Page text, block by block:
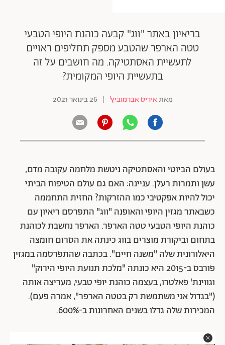
בריאיון באתר "ווג" קבעה כוהנת היופי הטבעי
טטה הארפר שהטבע מספק תחליפים ראויים
לתעשיית האסתטיקה. מה חושבים על זה
בתעשיית היופי המקומית?
מאתאיריס אברמוביץ' | 26 בינואר 2021
בעולם הביוטי והאסתטיקה ניטשת מלחמה עקובה מדם,
עשן ותמרות רעלן. עניינה: האם גם עולם הטיפוח הביתי
יכול להיות אפקטיבי כמו ההזרקות? החזית התחממה
כשבאתר מגזין היופי והאופנה "ווג" התפרסם ריאיון עם
כוהנת היופי הטבעי טטה הארפר. הארפר נחשבת לכוהנת
בתחום וביקורת מוצרים בווג כינתה את הסרום חומצה
היאלורונית שלה "משנה חיים". בכתבה שהתפרסמה במגזין
פורבס ב-2015 היא כונתה "מלכת תנועת היופי הירוק"
וגווינת' פאלטרו, בעצמה כוהנת יופי טבעי, מעריצה אותה
("בגדול אני משתמשת רק בטטה הארפר", אמרה פעם).
המכירות שלה גדלו בשנים האחרונות ב-600%.